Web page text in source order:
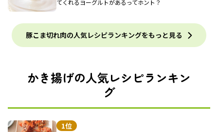
てくれるヨーグルトがあるってホント？
豚こま切れ肉の人気レシピランキングをもっと見る
かき揚げの人気レシピランキン
グ
1位